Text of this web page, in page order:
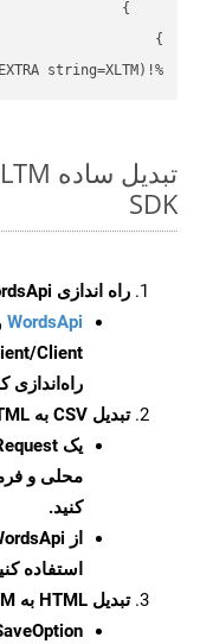
%!(EXTRA string=XLTM)
SDK
راه اندازی WordsApi و CellsApi
WordsApi
راه‌اندازی
تبدیل CSV به HTML با WordsApi
یک
کنید.
استفاده
تبدیل HTML به XLTM با CellsApi